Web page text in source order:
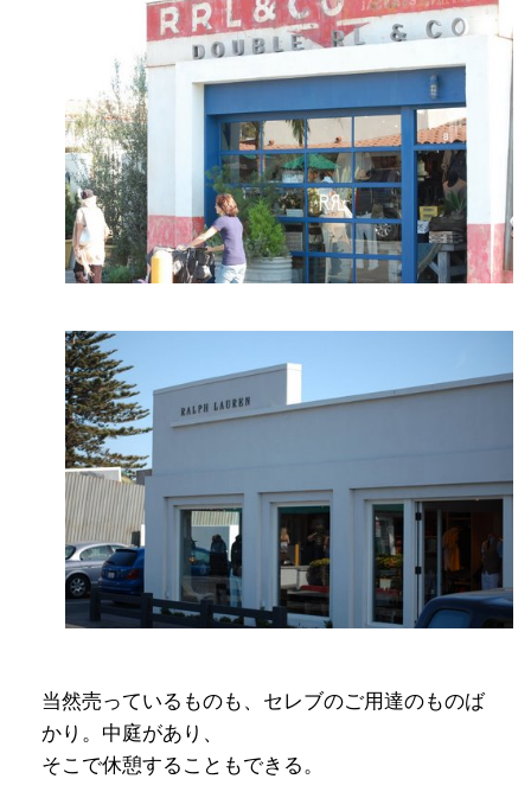
当然売っているものも、セレブのご用達のものば
かり。中庭があり、
そこで休憩することもできる。